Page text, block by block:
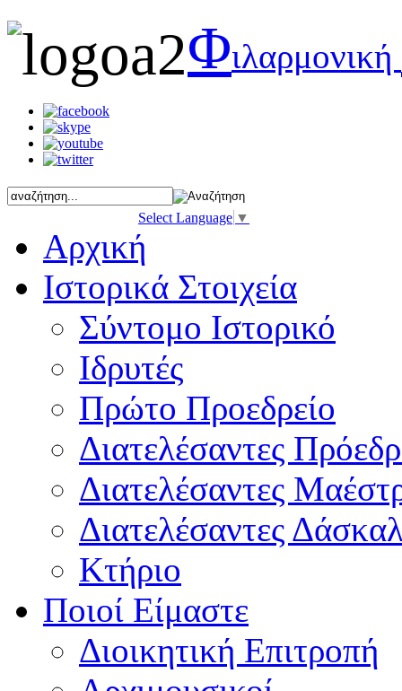
Φιλαρμονική
Select Language ▼
Αρχική
Ιστορικά Στοιχεία
Σύντομο Ιστορικό
Ιδρυτές
Πρώτο Προεδρείο
Διατελέσαντες
Διατελέσαντες
Διατελέσαντες
Κτήριο
Ποιοί Είμαστε
Διοικητική Επιτροπή